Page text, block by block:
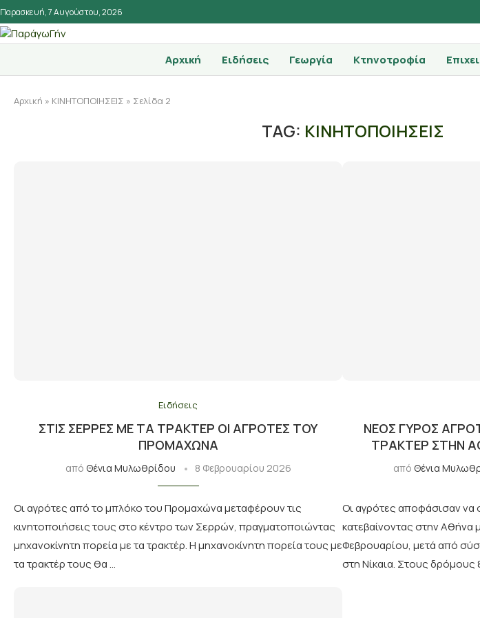
Παρασκευή, 7 Αυγούστου, 2026
Αρχική Ειδήσεις Γεωργία Κτηνοτροφία
Αρχική » ΚΙΝΗΤΟΠΟΙΗΣΕΙΣ » Σελίδα 2
TAG: ΚΙΝΗΤΟΠΟΙΗΣΕΙΣ
Ειδήσεις
ΣΤΙΣ ΣΈΡΡΕΣ ΜΕ ΤΑ ΤΡΑΚΤΈΡ ΟΙ ΑΓΡΌΤΕΣ ΤΟΥ
ΠΡΟΜΑΧΏΝΑ
από Θένια Μυλωθρίδου 8 Φεβρουαρίου 2026
Οι αγρότες από το μπλόκο του Προμαχώνα μεταφέρουν τις
κινητοποιήσεις τους στο κέντρο των Σερρών, πραγματοποιώντας
μηχανοκίνητη πορεία με τα τρακτέρ. Η μηχανοκίνητη πορεία τους με
τα τρακτέρ τους θα …
ΝΈΟΣ ΓΎΡΟΣ
ΤΡΑΚΤΈΡ ΣΤΗΝ
από Θένια
Οι αγρότες αποφάσισαν να
κατεβαίνοντας στην Αθήνα
Φεβρουαρίου, μετά από
στη Νίκαια. Στους δρόμους